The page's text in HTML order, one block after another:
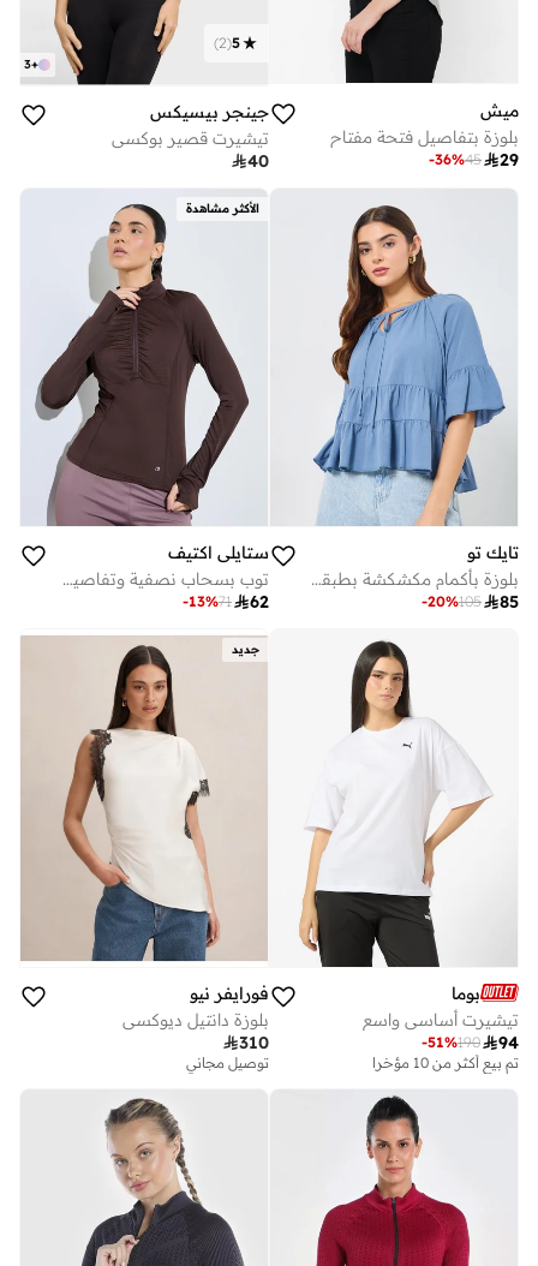
ميش
بلوزة بتفاصيل فتحة مفتاح
29
45
-36%
+
3
5
(
2
)
جينجر بيسيكس
تيشيرت قصير بوكسي
40
تايك تو
بلوزة بأكمام مكشكشة بطبقات
85
105
-20%
الأكثر مشاهدة
ستايلي اكتيف
توب بسحاب نصفية وتفاصيل زم وفتحات إبهام - بني
62
71
-13%
بوما
تيشيرت أساسي واسع
94
190
-51%
تم بيع أكثر من 10 مؤخرا
جديد
فورايفر نيو
بلوزة دانتيل ديوكسي
310
توصيل مجاني